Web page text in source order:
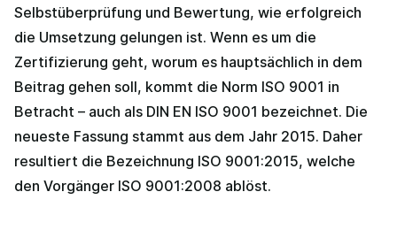
Selbstüberprüfung und Bewertung, wie erfolgreich
die Umsetzung gelungen ist. Wenn es um die
Zertifizierung geht, worum es hauptsächlich in dem
Beitrag gehen soll, kommt die Norm ISO 9001 in
Betracht – auch als DIN EN ISO 9001 bezeichnet. Die
neueste Fassung stammt aus dem Jahr 2015. Daher
resultiert die Bezeichnung ISO 9001:2015, welche
den Vorgänger ISO 9001:2008 ablöst.